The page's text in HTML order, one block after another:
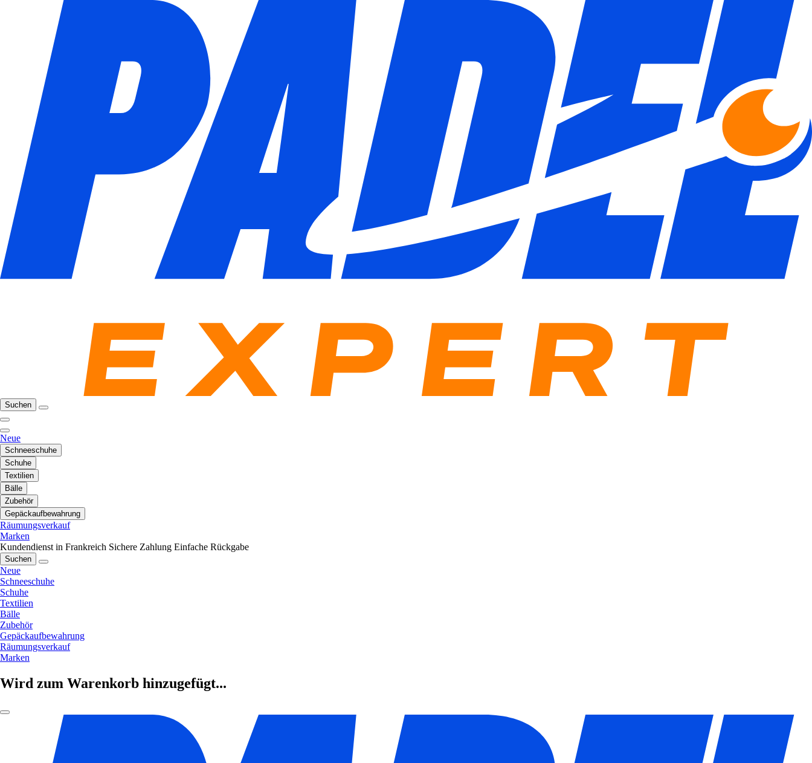
Suchen
Neue
Schneeschuhe
Schuhe
Textilien
Bälle
Zubehör
Gepäckaufbewahrung
Räumungsverkauf
Marken
Kundendienst in Frankreich Sichere Zahlung Einfache Rückgabe
Suchen
Neue
Schneeschuhe
Schuhe
Textilien
Bälle
Zubehör
Gepäckaufbewahrung
Räumungsverkauf
Marken
Wird zum Warenkorb hinzugefügt...